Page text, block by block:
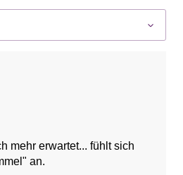
mehr erwartet... fühlt sich
an.